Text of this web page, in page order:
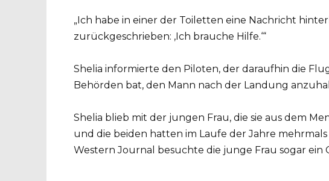
„Ich habe in einer der Toiletten eine Nachricht
zurückgeschrieben: ‚Ich brauche Hilfe.‘“
Shelia informierte den Piloten, der daraufhin die
Behörden bat, den Mann nach der Landung
Shelia blieb mit der jungen Frau, die sie aus dem
und die beiden hatten im Laufe der Jahre
Western Journal besuchte die junge Frau sogar ein